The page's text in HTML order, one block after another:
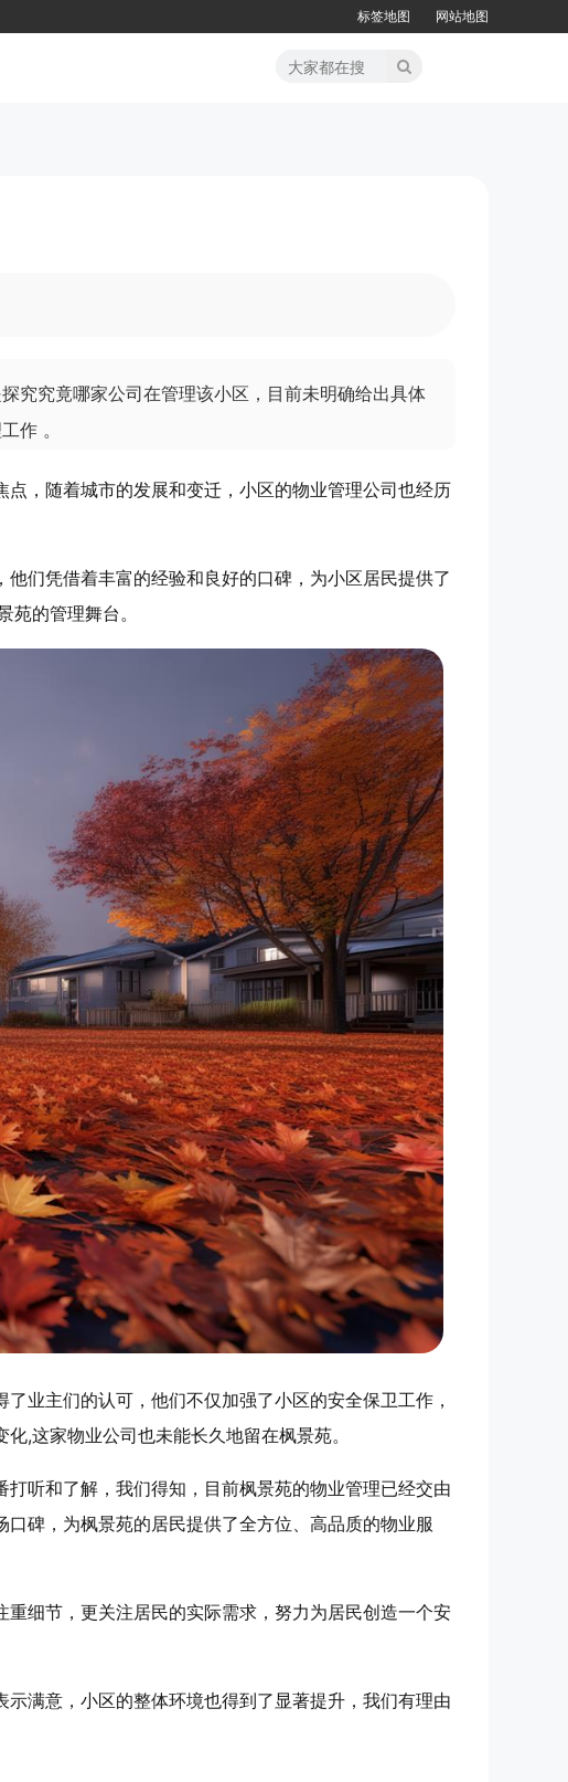
标签地图 网站地图
究究竟哪家公司在管理该小区，目前未明确给出具体
作 。
，随着城市的发展和变迁，小区的物业管理公司也经历
们凭借着丰富的经验和良好的口碑，为小区居民提供了
的管理舞台。
业主们的认可，他们不仅加强了小区的安全保卫工作，
,这家物业公司也未能长久地留在枫景苑。
听和了解，我们得知，目前枫景苑的物业管理已经交由
碑，为枫景苑的居民提供了全方位、高品质的物业服
细节，更关注居民的实际需求，努力为居民创造一个安
满意，小区的整体环境也得到了显著提升，我们有理由